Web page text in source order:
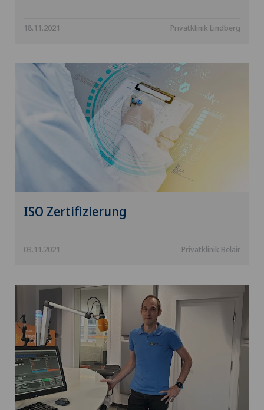
18.11.2021 Privatklinik Lindberg
ISO Zertifizierung
03.11.2021 Privatklinik Belair